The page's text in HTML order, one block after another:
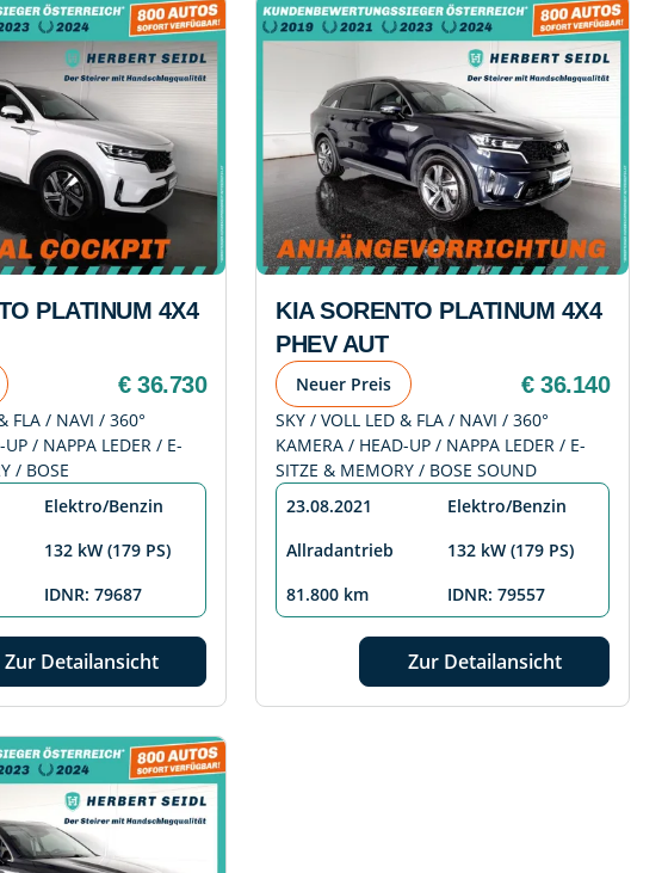
PLATINUM 4X4
€ 36.730
FLA / NAVI / 360°
/ NAPPA LEDER / E-
/ BOSE
Elektro/Benzin
132 kW (179 PS)
IDNR: 79687
Zur Detailansicht
KIA SORENTO PLATINUM 4X4
PHEV AUT
Neuer Preis € 36.140
SKY / VOLL LED & FLA / NAVI / 360°
KAMERA / HEAD-UP / NAPPA LEDER / E-
SITZE & MEMORY / BOSE SOUND
23.08.2021
Elektro/Benzin
Allradantrieb
132 kW (179 PS)
81.800 km
IDNR: 79557
Zur Detailansicht